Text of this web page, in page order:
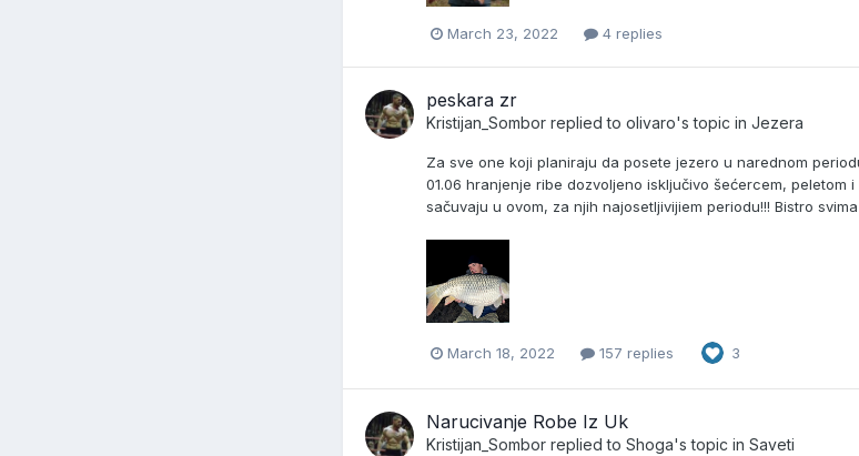
March 23, 2022 4 replies
peskara zr
Kristijan_Sombor replied to olivaro's topic in Jezera
Za sve one koji planiraju da posete jezero u narednom
01.06 hranjenje ribe dozvoljeno isključivo šećercem,
sačuvaju u ovom, za njih najosetljivijiem periodu!!! Bistro svima
March 18, 2022 157 replies 3
Narucivanje Robe Iz Uk
Kristijan_Sombor replied to Shoga's topic in Saveti